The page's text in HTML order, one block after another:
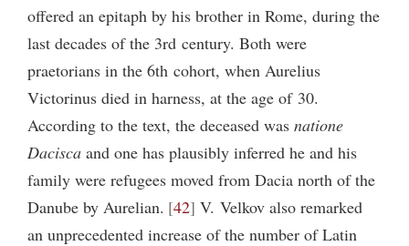
offered an epitaph by his brother in Rome, during the
last decades of the 3rd century. Both were
praetorians in the 6th cohort, when Aurelius
Victorinus died in harness, at the age of 30.
According to the text, the deceased was natione
Dacisca and one has plausibly inferred he and his
family were refugees moved from Dacia north of the
Danube by Aurelian. 42 V. Velkov also remarked
an unprecedented increase of the number of Latin